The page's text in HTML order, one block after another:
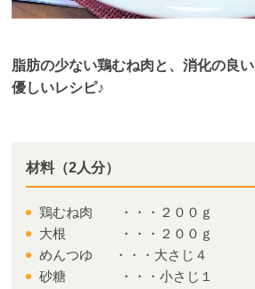
脂肪の少ない鶏むね肉と、消化の良
優しいレシピ♪
材料（2人分）
鶏むね肉 ・・・２００ｇ
大根 ・・・２００ｇ
めんつゆ ・・・大さじ４
砂糖 ・・・小さじ１